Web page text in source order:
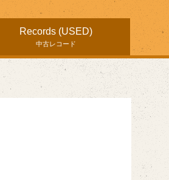
Records (USED)
中古レコード